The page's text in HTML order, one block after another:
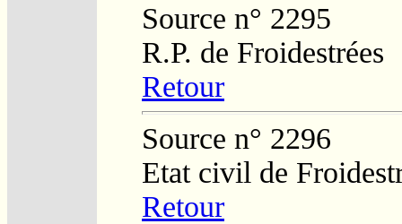
Source n° 2295
R.P. de Froidestrées
Retour
Source n° 2296
Etat civil de
Retour